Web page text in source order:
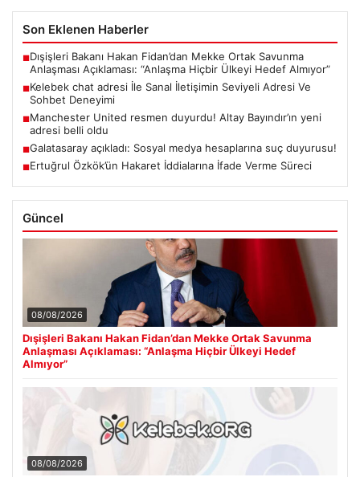
Son Eklenen Haberler
■Dışişleri Bakanı Hakan Fidan’dan Mekke Ortak Savunma
Anlaşması Açıklaması: “Anlaşma Hiçbir Ülkeyi Hedef Almıyor”
■Kelebek chat adresi İle Sanal İletişimin Seviyeli Adresi Ve
Sohbet Deneyimi
■Manchester United resmen duyurdu! Altay Bayındır’ın yeni
adresi belli oldu
■Galatasaray açıkladı: Sosyal medya hesaplarına suç duyurusu!
■Ertuğrul Özkök’ün Hakaret İddialarına İfade Verme Süreci
Güncel
08/08/2026
Dışişleri Bakanı Hakan Fidan’dan Mekke Ortak Savunma
Anlaşması Açıklaması: “Anlaşma Hiçbir Ülkeyi Hedef
Almıyor”
08/08/2026